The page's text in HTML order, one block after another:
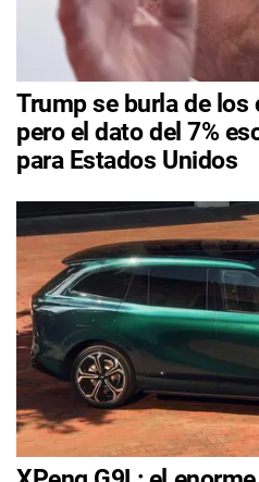
Trump se burla de
pero el dato del 7%
para Estados Unidos